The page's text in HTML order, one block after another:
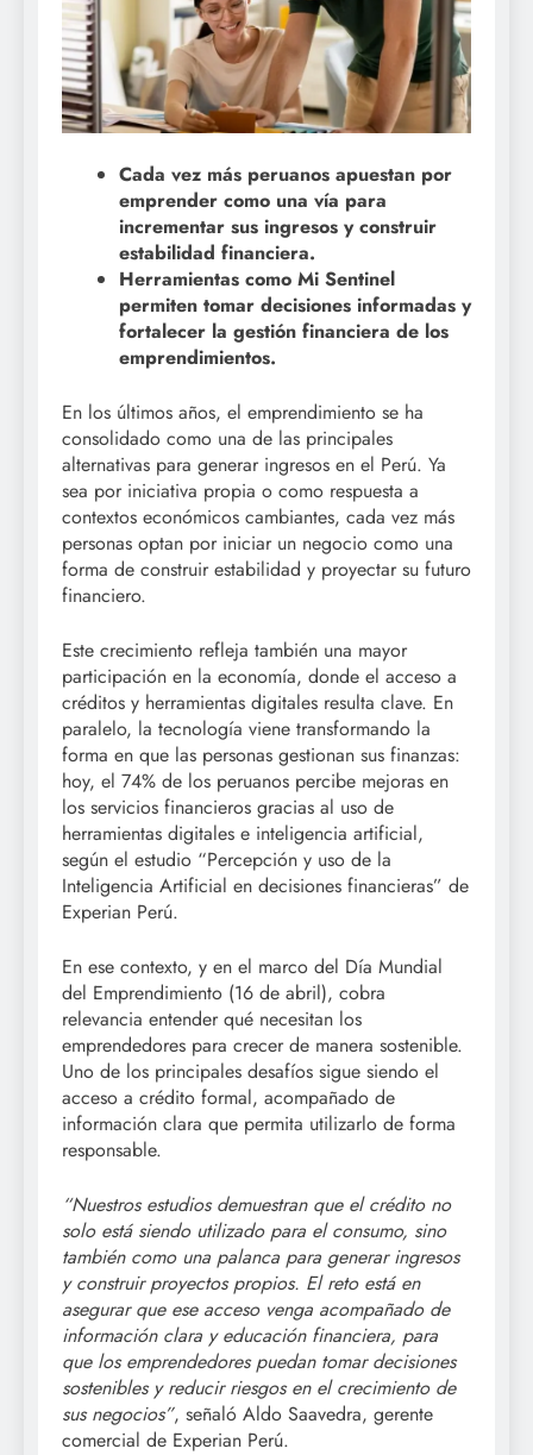
Cada vez más peruanos apuestan por
emprender como una vía para
incrementar sus ingresos y construir
estabilidad financiera.
Herramientas como Mi Sentinel
permiten tomar decisiones informadas y
fortalecer la gestión financiera de los
emprendimientos.
En los últimos años, el emprendimiento se ha
consolidado como una de las principales
alternativas para generar ingresos en el Perú. Ya
sea por iniciativa propia o como respuesta a
contextos económicos cambiantes, cada vez más
personas optan por iniciar un negocio como una
forma de construir estabilidad y proyectar su futuro
financiero.
Este crecimiento refleja también una mayor
participación en la economía, donde el acceso a
créditos y herramientas digitales resulta clave. En
paralelo, la tecnología viene transformando la
forma en que las personas gestionan sus finanzas:
hoy, el 74% de los peruanos percibe mejoras en
los servicios financieros gracias al uso de
herramientas digitales e inteligencia artificial,
según el estudio “Percepción y uso de la
Inteligencia Artificial en decisiones financieras” de
Experian Perú.
En ese contexto, y en el marco del Día Mundial
del Emprendimiento (16 de abril), cobra
relevancia entender qué necesitan los
emprendedores para crecer de manera sostenible.
Uno de los principales desafíos sigue siendo el
acceso a crédito formal, acompañado de
información clara que permita utilizarlo de forma
responsable.
“Nuestros estudios demuestran que el crédito no
solo está siendo utilizado para el consumo, sino
también como una palanca para generar ingresos
y construir proyectos propios. El reto está en
asegurar que ese acceso venga acompañado de
información clara y educación financiera, para
que los emprendedores puedan tomar decisiones
sostenibles y reducir riesgos en el crecimiento de
sus negocios”, señaló Aldo Saavedra, gerente
comercial de Experian Perú.